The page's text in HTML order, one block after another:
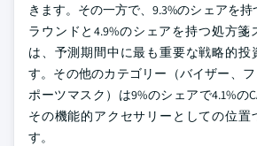
きます。その一方で、9.3%のシェアを
ラウンドと4.9%のシェアを持つ処方
は、予測期間中に最も重要な戦略的投
す。その他のカテゴリー（バイザー、
ポーツマスク）は9%のシェアで4.1%の
その機能的アクセサリーとしての位置
す。